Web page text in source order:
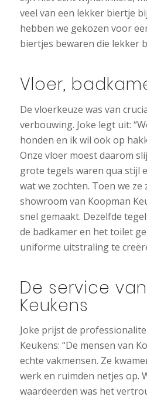
veel van een lekker biertje
hebben we gekozen voor
biertjes bewaren die lekker
Vloer,
De vloerkeuze was van
verbouwing. Joke legt uit:
honden en ik wil ook op
Onze vloer moest daarom
grote tegels waren qua stijl
wat we zochten. Toen we ze
showroom van Koopman
snel gemaakt. Dezelfde
de badkamer en het toilet
uniforme uitstraling te
De service
Keukens
Joke prijst de
Keukens: “De mensen van
echte vakmensen. Ze
werk en ruimden netjes op.
waardeerden was het